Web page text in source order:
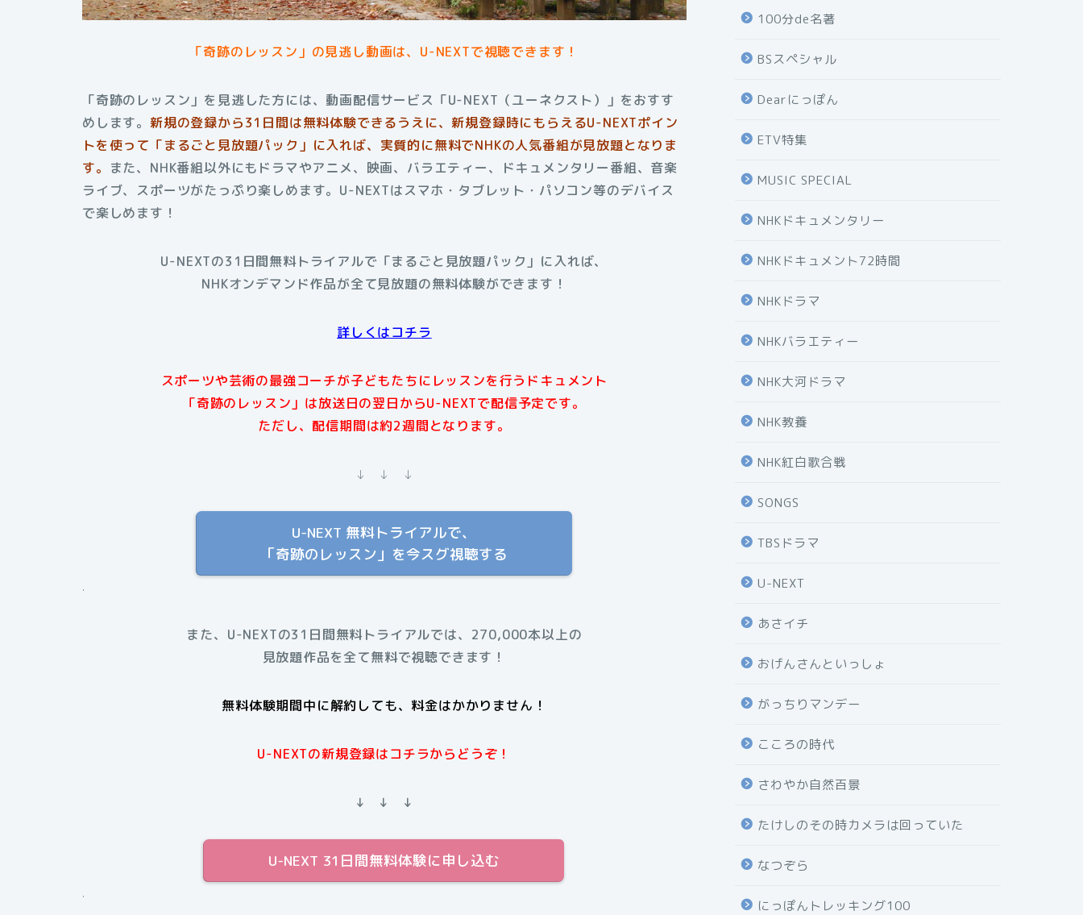
「奇跡のレッスン」の見逃し動画は、U-NEXTで視聴できます！
「奇跡のレッスン」を見逃した方には、動画配信サービス「U-NEXT（ユーネクスト）」をおすす
めします。 新規の登録から31日間は無料体験できるうえに、新規登録時にもらえるU-NEXTポイン
トを使って「まるごと見放題パック」に入れば、実質的に無料でNHKの人気番組が見放題となりま
す。 また、NHK番組以外にもドラマやアニメ、映画、バラエティー、ドキュメンタリー番組、音楽
ライブ、スポーツがたっぷり楽しめます。U-NEXTはスマホ・タブレット・パソコン等のデバイス
で楽しめます！
U-NEXTの31日間無料トライアルで「まるごと見放題パック」に入れば、
NHKオンデマンド作品が全て見放題の無料体験ができます！
詳しくはコチラ
スポーツや芸術の最強コーチが子どもたちにレッスンを行うドキュメント
「奇跡のレッスン」は放送日の翌日からU-NEXTで配信予定です。
ただし、配信期間は約2週間となります。
↓ ↓ ↓
U-NEXT 無料トライアルで、
「奇跡のレッスン」を今スグ視聴する
.
また、U-NEXTの31日間無料トライアルでは、270,000本以上の
見放題作品を全て無料で視聴できます！
無料体験期間中に解約しても、料金はかかりません！
U-NEXTの新規登録はコチラからどうぞ！
↓ ↓ ↓
U-NEXT 31日間無料体験に申し込む
.
100分de名著
BSスペシャル
Dearにっぽん
ETV特集
MUSIC SPECIAL
NHKドキュメンタリー
NHKドキュメント72時間
NHKドラマ
NHKバラエティー
NHK大河ドラマ
NHK教養
NHK紅白歌合戦
SONGS
TBSドラマ
U-NEXT
あさイチ
おげんさんといっしょ
がっちりマンデー
こころの時代
さわやか自然百景
たけしのその時カメラは回っていた
なつぞら
にっぽんトレッキング100